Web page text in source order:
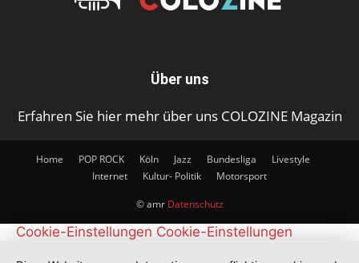
Über uns
Erfahren Sie hier mehr über uns COLOZINE Magazin
Home POP ROCK Köln Jazz Bundesliga
Livestyle
Internet
Kultur- Politik Motorsport
© amr Datenschutz
Cookie-Einstellungen Cookie-Einstellungen